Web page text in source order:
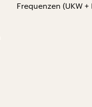
Frequenzen (UKW +